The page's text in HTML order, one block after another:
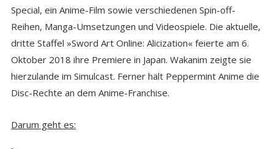
Special, ein Anime-Film sowie verschiedenen Spin-off-
Reihen, Manga-Umsetzungen und Videospiele. Die aktuelle,
dritte Staffel »Sword Art Online: Alicization« feierte am 6.
Oktober 2018 ihre Premiere in Japan. Wakanim zeigte sie
hierzulande im Simulcast. Ferner hält Peppermint Anime die
Disc-Rechte an dem Anime-Franchise.
Darum geht es: